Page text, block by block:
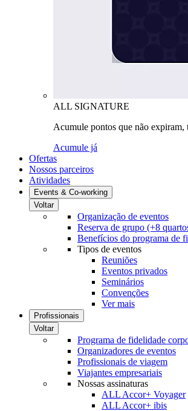
ALL SIGNATURE
Acumule pontos que não expiram,
Acumule já
Ofertas
Nossos parceiros
Atividades
Events & Co-working
Voltar
Organização de eventos
Reserva de grupo (+8
Benefícios do programa de
Tipos de eventos
Reuniões
Eventos privados
Seminários
Convenções
Ver mais
Profissionais
Voltar
Programa de fidelidade
Organizadores de eventos
Profissionais de viagem
Viajantes empresariais
Nossas assinaturas
ALL Accor+ Voyager
ALL Accor+ ibis